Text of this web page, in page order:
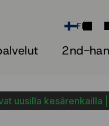
FI
2nd-
uusilla kesärenkailla